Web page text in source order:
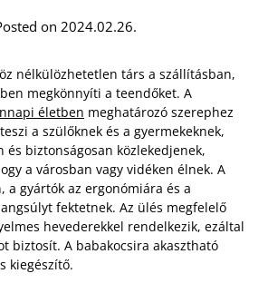
on 2024.02.26.
nélkülözhetetlen társ a szállításban,
megkönnyíti a teendőket. A
életben meghatározó szerephez
a szülőknek és a gyermekeknek,
és biztonságosan közlekedjenek,
a városban vagy vidéken élnek. A
a gyártók az ergonómiára és a
fektetnek. Az ülés megfelelő
hevederekkel rendelkezik, ezáltal
biztosít. A babakocsira akasztható
kiegészítő.